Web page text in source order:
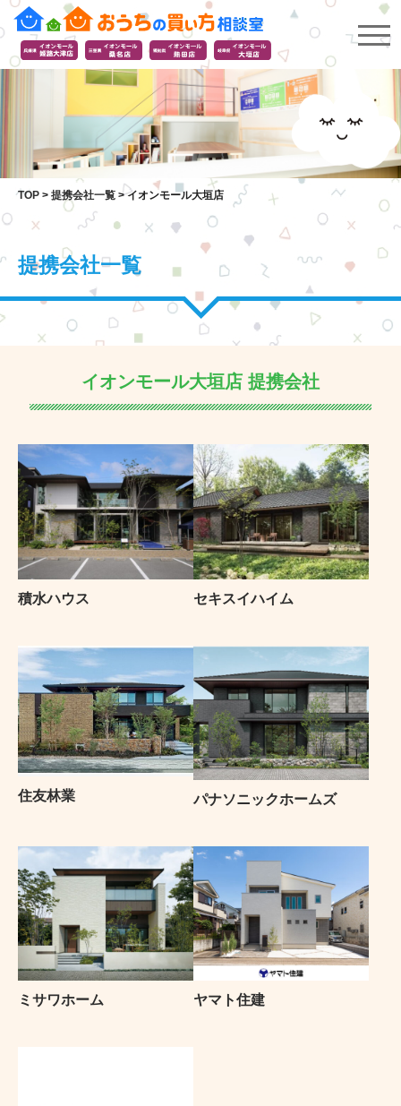
TOP > 提携会社一覧 >イオンモール大垣店
提携会社一覧
イオンモール大垣店 提携会社
積水ハウス セキスイハイム
住友林業 パナソニックホームズ
ミサワホーム ヤマト住建